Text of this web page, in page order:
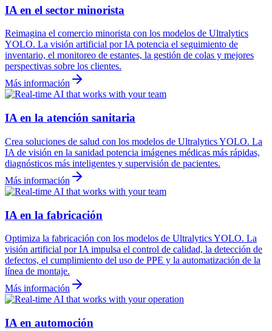
IA en el sector minorista
Reimagina el comercio minorista con los modelos de Ultralytics
YOLO. La visión artificial por IA potencia el seguimiento de
inventario, el monitoreo de estantes, la gestión de colas y mejores
perspectivas sobre los clientes.
Más información
IA en la atención sanitaria
Crea soluciones de salud con los modelos de Ultralytics YOLO. La
IA de visión en la sanidad potencia imágenes médicas más rápidas,
diagnósticos más inteligentes y supervisión de pacientes.
Más información
IA en la fabricación
Optimiza la fabricación con los modelos de Ultralytics YOLO. La
visión artificial por IA impulsa el control de calidad, la detección de
defectos, el cumplimiento del uso de PPE y la automatización de la
línea de montaje.
Más información
IA en automoción